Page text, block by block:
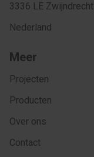
3336 LE Zwijndrecht
Nederland
Meer
Projecten
Producten
Over ons
Contact